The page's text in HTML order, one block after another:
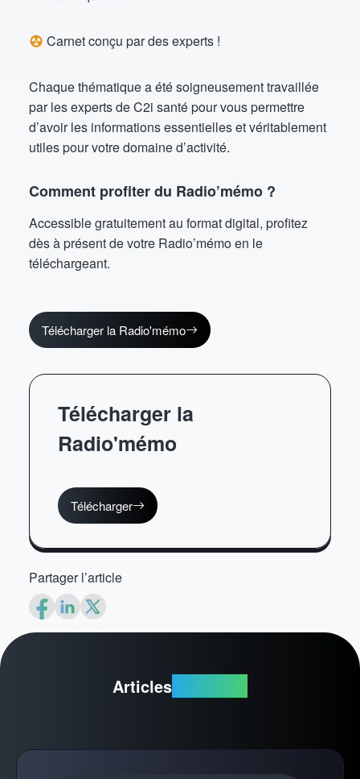
Carnet conçu par des experts !
Chaque thématique a été soigneusement travaillée
par les experts de C2i santé pour vous permettre
d’avoir les informations essentielles et véritablement
utiles pour votre domaine d’activité.
Comment profiter du Radio’mémo ?
Accessible gratuitement au format digital, profitez
dès à présent de votre Radio’mémo en le
téléchargeant.
Télécharger la Radio'mémo
Télécharger la
Radio'mémo
Télécharger
Partager l’article
Articles